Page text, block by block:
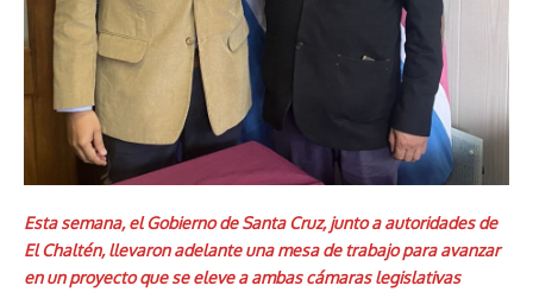
Esta semana, el Gobierno de Santa Cruz, junto a autoridades de
El Chaltén, llevaron adelante una mesa de trabajo para avanzar
en un proyecto que se eleve a ambas cámaras legislativas